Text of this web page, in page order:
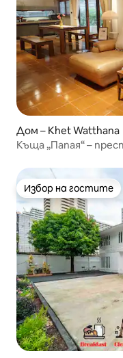
Дом – Khet Watthana
Къща „Папая“ –
Избор на гостите
Избор на гостите